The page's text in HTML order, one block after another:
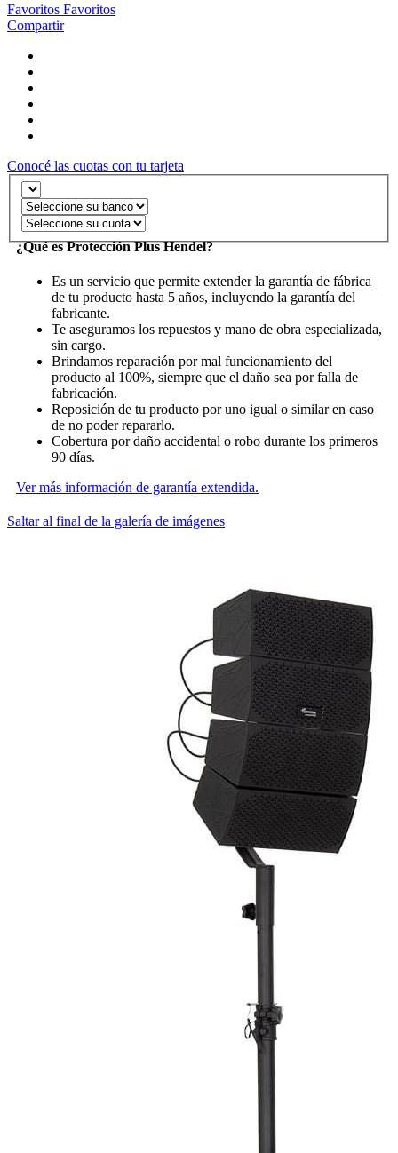
Favoritos Favoritos
Compartir
Conocé las cuotas con tu tarjeta
¿Qué es Protección Plus Hendel?
Es un servicio que permite extender la garantía de fábrica
de tu producto hasta 5 años, incluyendo la garantía del
fabricante.
Te aseguramos los repuestos y mano de obra especializada,
sin cargo.
Brindamos reparación por mal funcionamiento del
producto al 100%, siempre que el daño sea por falla de
fabricación.
Reposición de tu producto por uno igual o similar en caso
de no poder repararlo.
Cobertura por daño accidental o robo durante los primeros
90 días.
Ver más información de garantía extendida.
Saltar al final de la galería de imágenes